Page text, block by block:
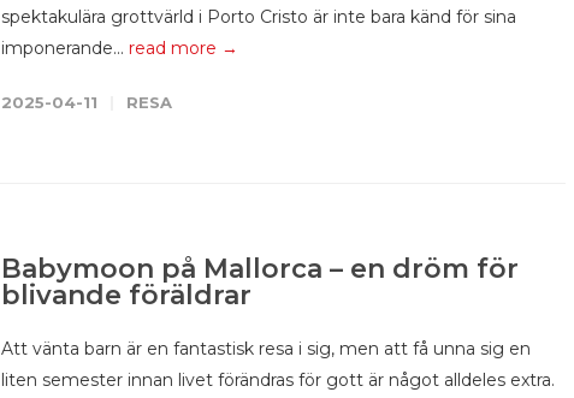
spektakulära grottvärld i Porto Cristo är inte bara känd för sina
imponerande... read more →
2025-04-11 RESA
Babymoon på Mallorca – en dröm för
blivande föräldrar
Att vänta barn är en fantastisk resa i sig, men att få unna sig en
liten semester innan livet förändras för gott är något alldeles extra.